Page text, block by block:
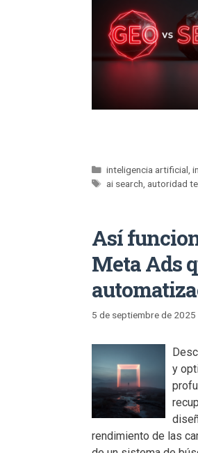
inteligencia artificial ,
ai search autoridad
Así
Meta Ads
5 de septiembre de 2025
y
rendimiento de las